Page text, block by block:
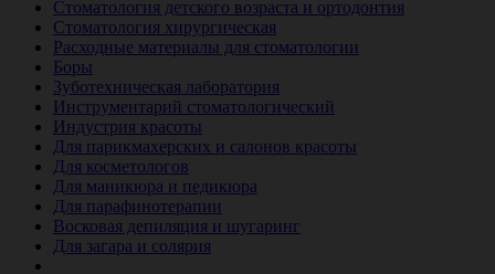
Стоматология детского возраста и ортодонтия
Стоматология хирургическая
Расходные материалы для стоматологии
Боры
Зуботехническая лаборатория
Инструментарий стоматологический
Индустрия красоты
Для парикмахерских и салонов красоты
Для косметологов
Для маникюра и педикюра
Для парафинотерапии
Восковая депиляция и шугаринг
Для загара и солярия